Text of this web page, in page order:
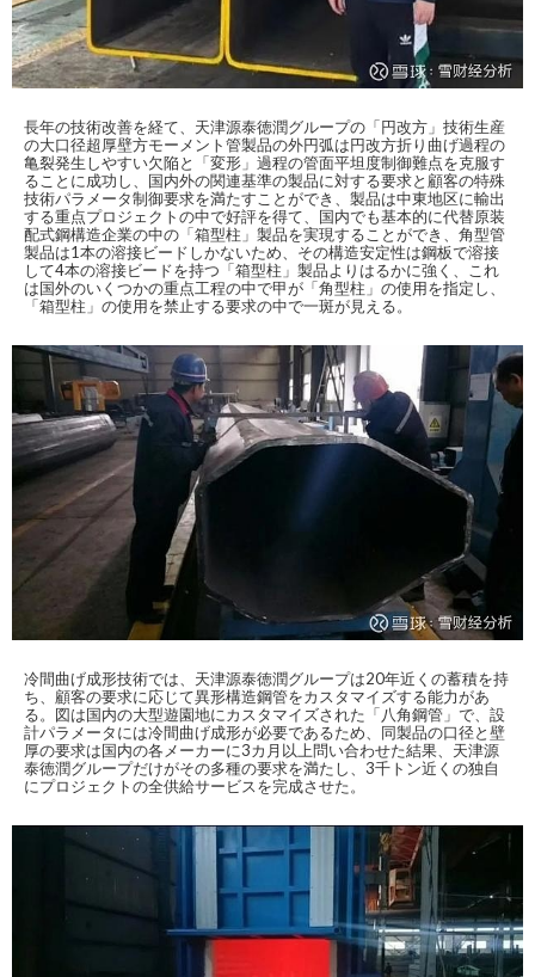
長年の技術改善を経て、天津源泰徳潤グループの「円改方」技術生産
の大口径超厚壁方モーメント管製品の外円弧は円改方折り曲げ過程の
亀裂発生しやすい欠陥と「変形」過程の管面平坦度制御難点を克服す
ることに成功し、国内外の関連基準の製品に対する要求と顧客の特殊
技術パラメータ制御要求を満たすことができ、製品は中東地区に輸出
する重点プロジェクトの中で好評を得て、国内でも基本的に代替原装
配式鋼構造企業の中の「箱型柱」製品を実現することができ、角型管
製品は1本の溶接ビードしかないため、その構造安定性は鋼板で溶接
して4本の溶接ビードを持つ「箱型柱」製品よりはるかに強く、これ
は国外のいくつかの重点工程の中で甲が「角型柱」の使用を指定し、
「箱型柱」の使用を禁止する要求の中で一斑が見える。
冷間曲げ成形技術では、天津源泰徳潤グループは20年近くの蓄積を持
ち、顧客の要求に応じて異形構造鋼管をカスタマイズする能力があ
る。図は国内の大型遊園地にカスタマイズされた「八角鋼管」で、設
計パラメータには冷間曲げ成形が必要であるため、同製品の口径と壁
厚の要求は国内の各メーカーに3カ月以上問い合わせた結果、天津源
泰徳潤グループだけがその多種の要求を満たし、3千トン近くの独自
にプロジェクトの全供給サービスを完成させた。